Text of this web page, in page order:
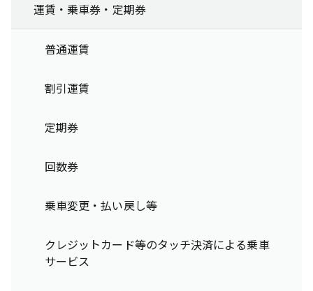
運賃・乗車券・定期券
普通運賃
割引運賃
定期券
回数券
乗車変更・払い戻し等
クレジットカード等のタッチ決済による乗車
サービス